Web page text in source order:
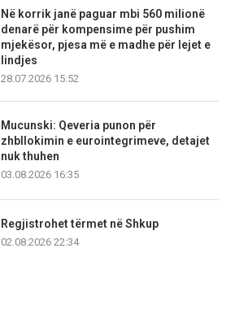
Në korrik janë paguar mbi 560 milionë
denarë për kompensime për pushim
mjekësor, pjesa më e madhe për lejet e
lindjes
28.07.2026 15:52
Mucunski: Qeveria punon për
zhbllokimin e eurointegrimeve, detajet
nuk thuhen
03.08.2026 16:35
Regjistrohet tërmet në Shkup
02.08.2026 22:34